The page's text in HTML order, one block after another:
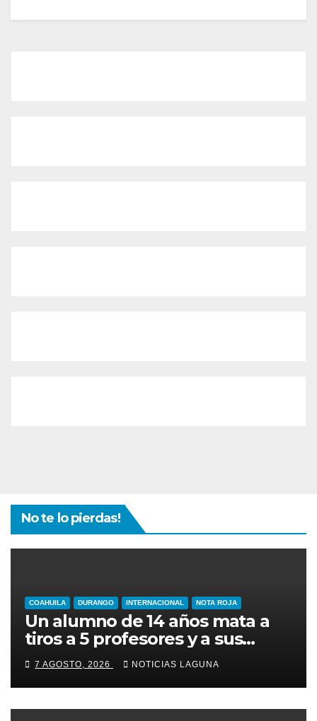
No te lo pierdas!
COAHUILA DURANGO INTERNACIONAL NOTA ROJA
Un alumno de 14 años mata a
tiros a 5 profesores y a sus
abuelos en Tailandia
7 AGOSTO, 2026 NOTICIAS LAGUNA